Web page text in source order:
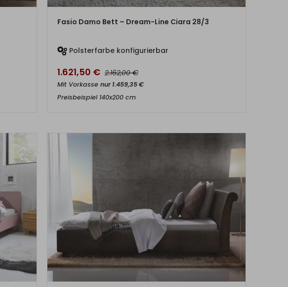
ZUM PRODUKT
Fasio Damo Bett – Dream-Line Ciara 28/3
Polsterfarbe konfigurierbar
1.621,50 € 2.162,00€
Mit Vorkasse nur1.459,35€
Preisbeispiel 140x200 cm